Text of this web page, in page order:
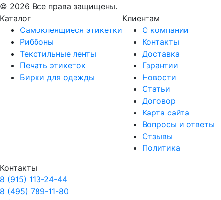
© 2026 Все права защищены.
Каталог
Самоклеящиеся этикетки
Риббоны
Текстильные ленты
Печать этикеток
Бирки для одежды
Клиентам
О компании
Контакты
Доставка
Гарантии
Новости
Статьи
Договор
Карта сайта
Вопросы и ответы
Отзывы
Политика
Контакты
8 (915) 113-24-44
8 (495) 789-11-80